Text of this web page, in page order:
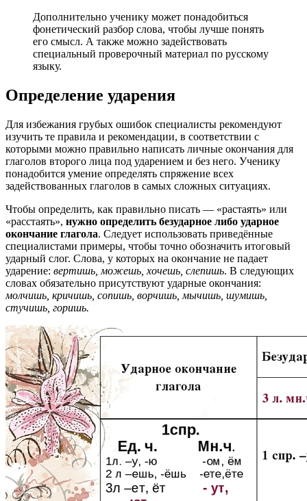
Дополнительно ученику может понадобиться
фонетический разбор слова, чтобы лучше понять
его смысл. А также можно задействовать
специальный проверочный материал по русскому
языку.
Определение ударения
Для избежания грубых ошибок специалисты рекомендуют
изучить те правила и рекомендации, в соответствии с
которыми можно правильно написать личные окончания для
глаголов второго лица под ударением и без него. Ученику
понадобится умение определять спряжение всех
задействованных глаголов в самых сложных ситуациях.
Чтобы определить, как правильно писать — «растаять» или
«расстаять», нужно определить безударное либо ударное
окончание глагола. Следует использовать приведённые
специалистами примеры, чтобы точно обозначить итоговый
ударный слог. Слова, у которых на окончание не падает
ударение: вертишь, можешь, хочешь, слепишь. В следующих
словах обязательно присутствуют ударные окончания:
молчишь, кричишь, сопишь, ворчишь, мычишь, шумишь,
стучишь, горишь.